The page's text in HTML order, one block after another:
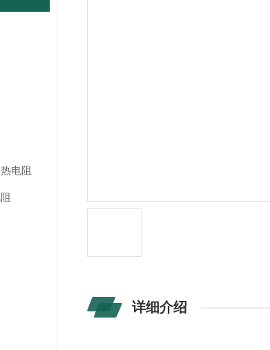
电阻
详细介绍